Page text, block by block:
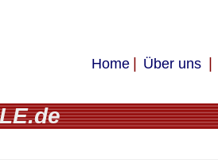
Home Über uns